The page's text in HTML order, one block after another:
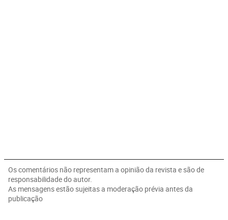
Os comentários não representam a opinião da revista e são de
responsabilidade do autor.
As mensagens estão sujeitas a moderação prévia antes da
publicação